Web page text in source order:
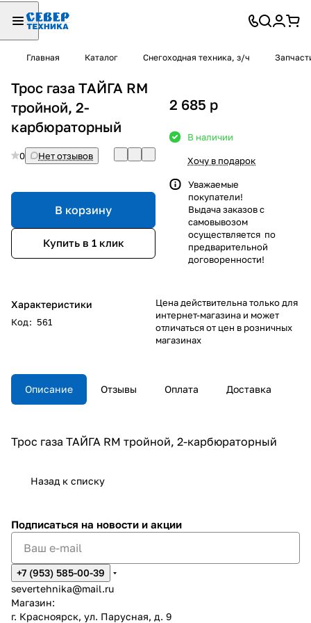
Главная Каталог Снегоходная техника, з/ч
Трос газа ТАЙГА RM
тройной, 2-
карбюраторный
0 Нет отзывов
В корзину
Купить в 1 клик
Характеристики
Код: 561
2 685 p
В наличии
Хочу в подарок
Уважаемые
покупатели!
Выдача заказов с
самовывозом
осуществляется по
предварительной
договоренности!
Цена действительна только для
интернет-магазина и может
отличаться от цен в розничных
магазинах
Описание Отзывы Оплата Доставка
Трос газа ТАЙГА RM тройной, 2-карбюраторный
Назад к списку
Подписаться на новости и акции
+7 (953) 585-00-39
severtehnika@mail.ru
Магазин:
г. Красноярск, ул. Парусная, д. 9